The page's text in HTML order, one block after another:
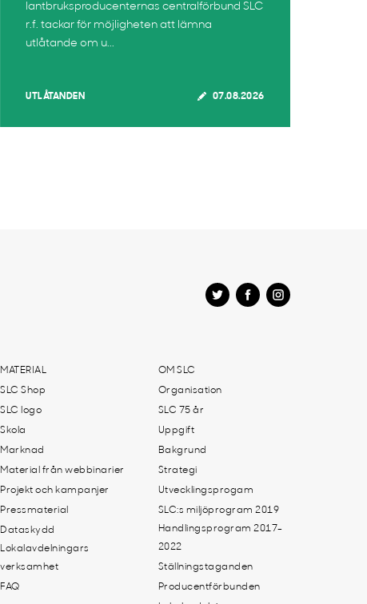
lantbruksproducenternas centralförbund SLC
r.f. tackar för möjligheten att lämna
utlåtande om u...
UTLÅTANDEN 07.08.2026
MATERIAL
SLC Shop
SLC logo
Skola
Marknad
Material från webbinarier
Projekt och kampanjer
Pressmaterial
Dataskydd
Lokalavdelningars
verksamhet
FAQ
OM SLC
Organisation
SLC 75 år
Uppgift
Bakgrund
Strategi
Utvecklingsprogam
SLC:s miljöprogram 2019
Handlingsprogram 2017-
2022
Ställningstaganden
Producentförbunden